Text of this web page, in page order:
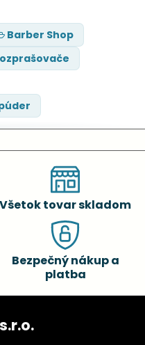
Barber Shop
Všetok tovar skladom
Bezpečný nákup a
platba